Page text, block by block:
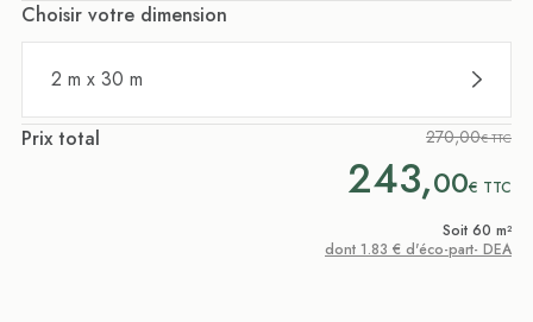
Choisir votre dimension
2 m x 30 m
Prix total 270,00€ TTC
243,00€ TTC
Soit 60 m²
dont 1.83 € d'éco-part- DEA